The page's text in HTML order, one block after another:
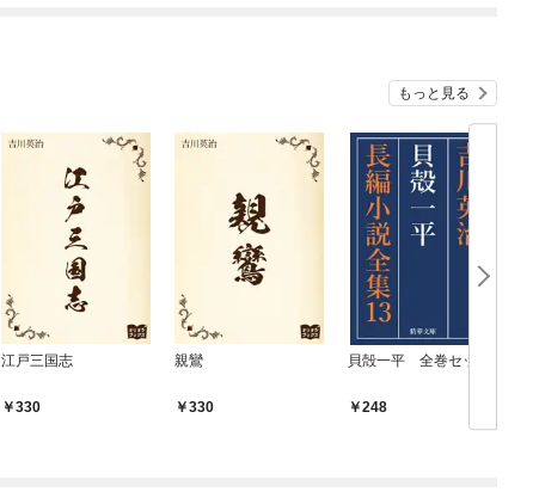
もっと見る
江戸三国志
330
親鸞
330
貝殻一平 全巻セット
248